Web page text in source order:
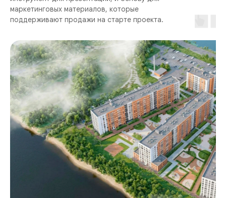
маркетинговых материалов, которые
поддерживают продажи на старте проекта.